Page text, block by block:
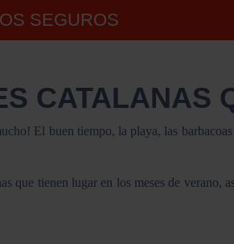
SEGUROS
CATALANAS
El buen tiempo, la playa, las
que tienen lugar en los meses de